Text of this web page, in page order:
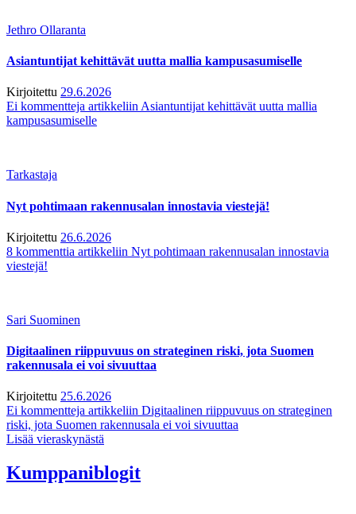
Jethro Ollaranta
Asiantuntijat kehittävät uutta mallia kampusasumiselle
Kirjoitettu 29.6.2026
Ei kommentteja artikkeliin Asiantuntijat kehittävät uutta mallia
kampusasumiselle
Tarkastaja
Nyt pohtimaan rakennusalan innostavia viestejä!
Kirjoitettu 26.6.2026
8 kommenttia artikkeliin Nyt pohtimaan rakennusalan innostavia
viestejä!
Sari Suominen
Digitaalinen riippuvuus on strateginen riski, jota Suomen
rakennusala ei voi sivuuttaa
Kirjoitettu 25.6.2026
Ei kommentteja artikkeliin Digitaalinen riippuvuus on strateginen
riski, jota Suomen rakennusala ei voi sivuuttaa
Lisää vieraskynästä
Kumppaniblogit